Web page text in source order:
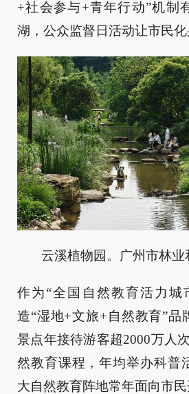
+社会参与+青年行动”机制
湖，公众监督日活动让市民化
云溪植物园。广州市林业
作为“全国自然教育活力城
造“湿地+文旅+自然教育”品
景点年接待游客超2000万人
然教育课程，年均举办科普
大自然教育阵地常年面向市民